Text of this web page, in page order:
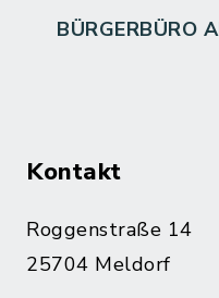
BÜRGERBÜRO
Kontakt
Roggenstraße 14
25704 Meldorf